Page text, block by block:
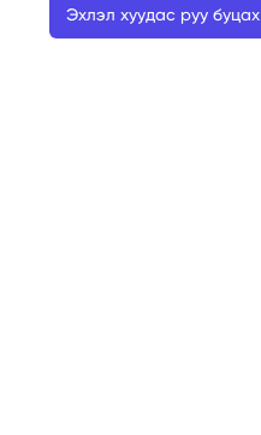
Эхлэл хуудас руу буцах